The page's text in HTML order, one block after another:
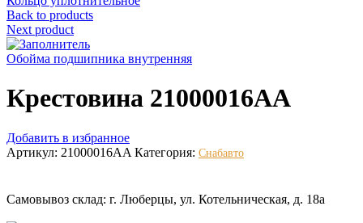
Back to products
Next product
Обойма подшипника внутренняя
Крестовина 21000016AA
Добавить в избранное
Артикул: 21000016AA Категория: Снабавто
Самовывоз склад: г. Люберцы, ул. Котельническая, д. 18а